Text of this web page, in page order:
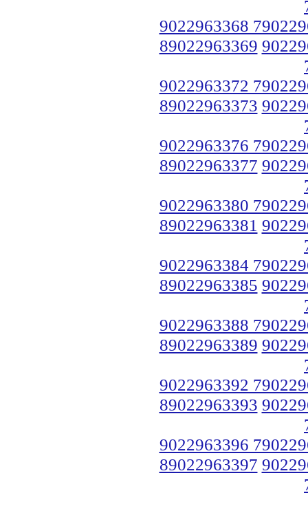
9022963368
89022963369
9022963372
89022963373
9022963376
89022963377
9022963380
89022963381
9022963384
89022963385
9022963388
89022963389
9022963392
89022963393
9022963396
89022963397